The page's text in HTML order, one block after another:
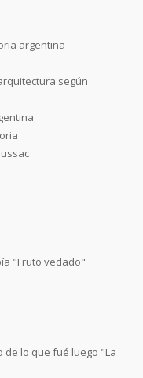
argentina
según
"Fruto vedado"
de lo que fué luego "La